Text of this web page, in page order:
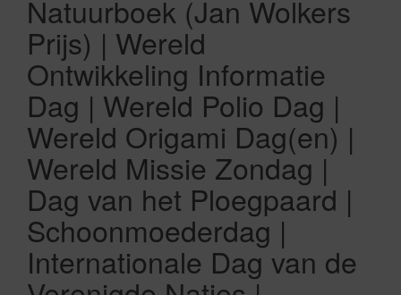
Natuurboek (Jan Wolkers
Prijs) | Wereld
Ontwikkeling Informatie
Dag | Wereld Polio Dag |
Wereld Origami Dag(en) |
Wereld Missie Zondag |
Dag van het Ploegpaard |
Schoonmoederdag |
Internationale Dag van de